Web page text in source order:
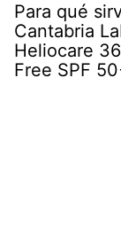
Para qué
Cantabria
Heliocare
Free SPF